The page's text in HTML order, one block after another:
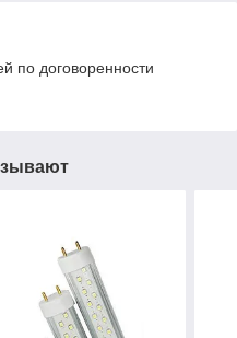
по договоренности